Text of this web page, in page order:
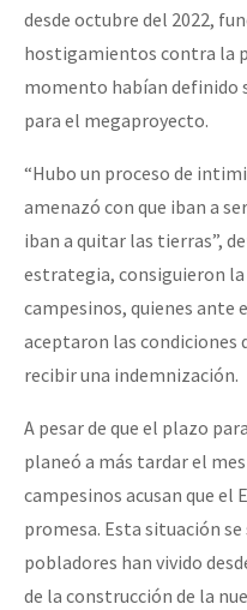
desde octubre del 2022,
hostigamientos contra la
momento habían definido
para el megaproyecto.
“Hubo un proceso de
amenazó con que iban a
iban a quitar las tierras”,
estrategia, consiguieron la
campesinos, quienes ante
aceptaron las condiciones
recibir una indemnización.
A pesar de que el plazo
planeó a más tardar el
campesinos acusan que el
promesa. Esta situación
pobladores han vivido
de la construcción de la